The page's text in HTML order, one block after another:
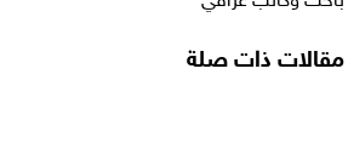
مقالات ذات صلة